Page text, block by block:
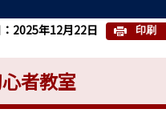
2025年12月22日 印刷
者教室